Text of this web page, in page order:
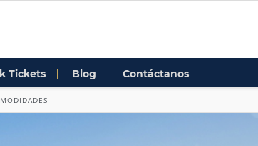
Tickets Blog Contáctanos